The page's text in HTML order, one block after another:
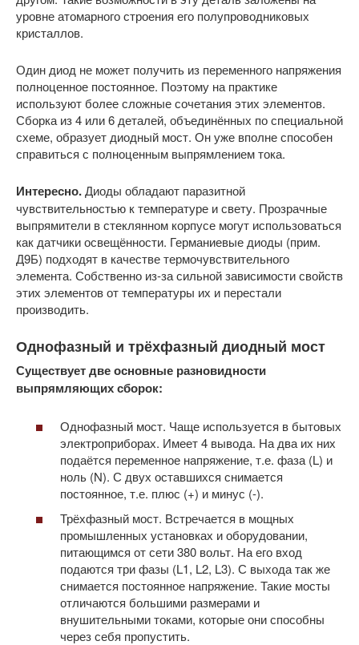
уровне атомарного строения его полупроводниковых
кристаллов.
Один диод не может получить из переменного напряжения
полноценное постоянное. Поэтому на практике
используют более сложные сочетания этих элементов.
Сборка из 4 или 6 деталей, объединённых по специальной
схеме, образует диодный мост. Он уже вполне способен
справиться с полноценным выпрямлением тока.
Интересно.Диоды обладают паразитной
чувствительностью к температуре и свету. Прозрачные
выпрямители в стеклянном корпусе могут использоваться
как датчики освещённости. Германиевые диоды (прим.
Д9Б) подходят в качестве термочувствительного
элемента. Собственно из-за сильной зависимости свойств
этих элементов от температуры их и перестали
производить.
Однофазный и трёхфазный диодный мост
Существует две основные разновидности
выпрямляющих сборок:
Однофазный мост. Чаще используется в бытовых
электроприборах. Имеет 4 вывода. На два их них
подаётся переменное напряжение, т.е. фаза (L) и
ноль (N). С двух оставшихся снимается
постоянное, т.е. плюс (+) и минус (-).
Трёхфазный мост. Встречается в мощных
промышленных установках и оборудовании,
питающимся от сети 380 вольт. На его вход
подаются три фазы (L1, L2, L3). С выхода так же
снимается постоянное напряжение. Такие мосты
отличаются большими размерами и
внушительными токами, которые они способны
через себя пропустить.